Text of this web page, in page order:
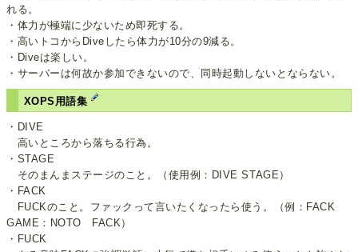
れる。
・体力が極端に少ないため即死する。
・高いトコからDiveしたら体力が10分の9減る。
・Diveは楽しい。
・サーバーは何故か参加できないので、同時起動しないとならない。
XOPS用語集
・DIVE
高いところから落ちる行為。
・STAGE
そのまんまステージのこと。（使用例：DIVE STAGE）
・FACK
FUCKのこと。ファックって言いたくなったら使う。（例：FACK
GAME：NOTO FACK）
・FUCK